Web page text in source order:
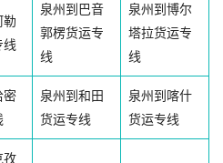
勒
线
泉州到巴音
郭楞货运专
线
泉州到博尔
塔拉货运专
线
密
泉州到和田
货运专线
泉州到喀什
货运专线
孜